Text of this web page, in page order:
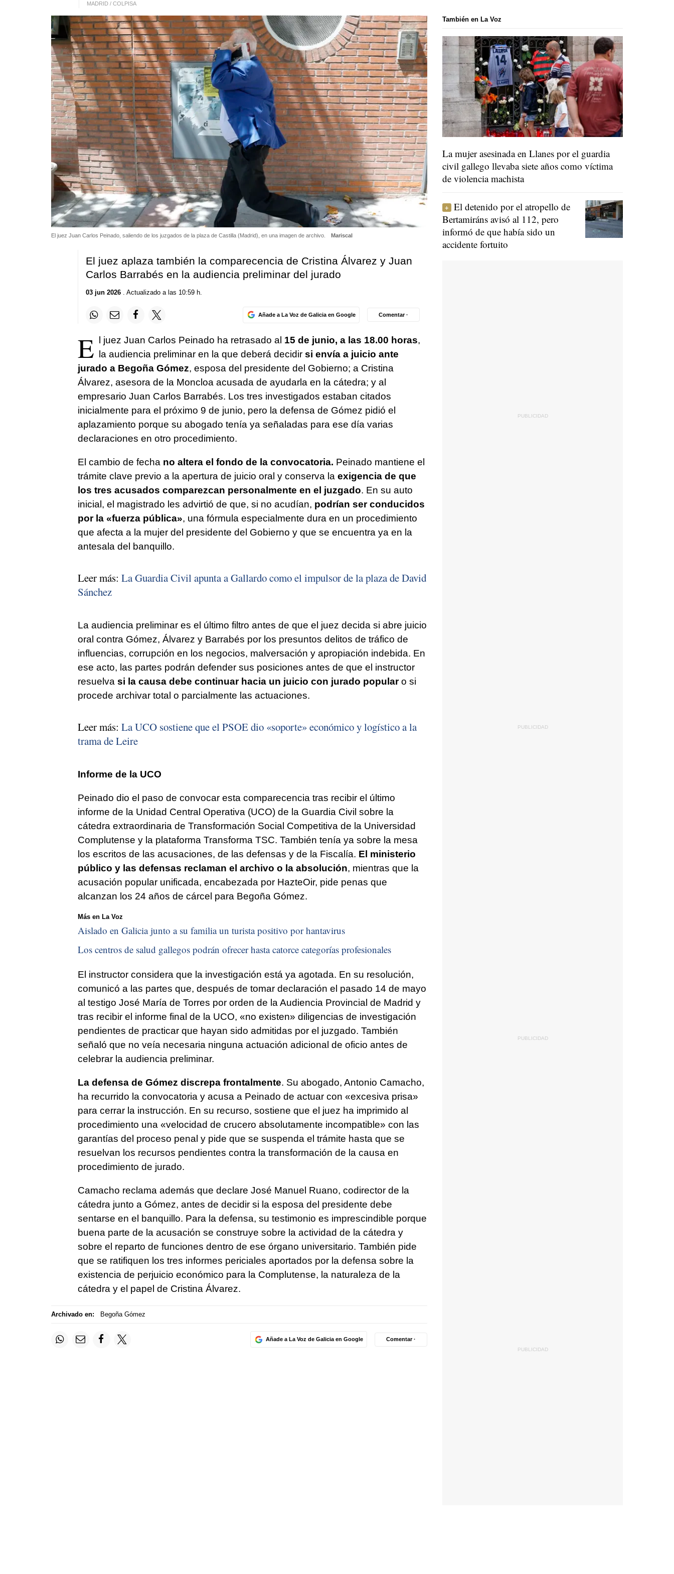
MADRID / COLPISA
El juez Juan Carlos Peinado, saliendo de los juzgados de la plaza de Castilla (Madrid), en una imagen de archivo. Mariscal
El juez aplaza también la comparecencia de Cristina Álvarez y Juan
Carlos Barrabés en la audiencia preliminar del jurado
03 jun 2026. Actualizado a las 10:59 h.
Añade a La Voz de Galicia en Google Comentar ·
E l juez Juan Carlos Peinado ha retrasado al 15 de junio, a las 18.00 horas,
la audiencia preliminar en la que deberá decidir si envía a juicio ante
jurado a Begoña Gómez, esposa del presidente del Gobierno; a Cristina
Álvarez, asesora de la Moncloa acusada de ayudarla en la cátedra; y al
empresario Juan Carlos Barrabés. Los tres investigados estaban citados
inicialmente para el próximo 9 de junio, pero la defensa de Gómez pidió el
aplazamiento porque su abogado tenía ya señaladas para ese día varias
declaraciones en otro procedimiento.
El cambio de fecha no altera el fondo de la convocatoria. Peinado mantiene el
trámite clave previo a la apertura de juicio oral y conserva la exigencia de que
los tres acusados comparezcan personalmente en el juzgado. En su auto
inicial, el magistrado les advirtió de que, si no acudían, podrían ser conducidos
por la «fuerza pública», una fórmula especialmente dura en un procedimiento
que afecta a la mujer del presidente del Gobierno y que se encuentra ya en la
antesala del banquillo.
Leer más: La Guardia Civil apunta a Gallardo como el impulsor de la plaza de David
Sánchez
La audiencia preliminar es el último filtro antes de que el juez decida si abre juicio
oral contra Gómez, Álvarez y Barrabés por los presuntos delitos de tráfico de
influencias, corrupción en los negocios, malversación y apropiación indebida. En
ese acto, las partes podrán defender sus posiciones antes de que el instructor
resuelva si la causa debe continuar hacia un juicio con jurado popularo si
procede archivar total o parcialmente las actuaciones.
Leer más: La UCO sostiene que el PSOE dio «soporte» económico y logístico a la
trama de Leire
Informe de la UCO
Peinado dio el paso de convocar esta comparecencia tras recibir el último
informe de la Unidad Central Operativa (UCO) de la Guardia Civil sobre la
cátedra extraordinaria de Transformación Social Competitiva de la Universidad
Complutense y la plataforma Transforma TSC. También tenía ya sobre la mesa
los escritos de las acusaciones, de las defensas y de la Fiscalía. El ministerio
público y las defensas reclaman el archivo o la absolución, mientras que la
acusación popular unificada, encabezada por HazteOir, pide penas que
alcanzan los 24 años de cárcel para Begoña Gómez.
Más en La Voz
Aislado en Galicia junto a su familia un turista positivo por hantavirus
Los centros de salud gallegos podrán ofrecer hasta catorce categorías profesionales
El instructor considera que la investigación está ya agotada. En su resolución,
comunicó a las partes que, después de tomar declaración el pasado 14 de mayo
al testigo José María de Torres por orden de la Audiencia Provincial de Madrid y
tras recibir el informe final de la UCO, «no existen» diligencias de investigación
pendientes de practicar que hayan sido admitidas por el juzgado. También
señaló que no veía necesaria ninguna actuación adicional de oficio antes de
celebrar la audiencia preliminar.
La defensa de Gómez discrepa frontalmente. Su abogado, Antonio Camacho,
ha recurrido la convocatoria y acusa a Peinado de actuar con «excesiva prisa»
para cerrar la instrucción. En su recurso, sostiene que el juez ha imprimido al
procedimiento una «velocidad de crucero absolutamente incompatible» con las
garantías del proceso penal y pide que se suspenda el trámite hasta que se
resuelvan los recursos pendientes contra la transformación de la causa en
procedimiento de jurado.
Camacho reclama además que declare José Manuel Ruano, codirector de la
cátedra junto a Gómez, antes de decidir si la esposa del presidente debe
sentarse en el banquillo. Para la defensa, su testimonio es imprescindible porque
buena parte de la acusación se construye sobre la actividad de la cátedra y
sobre el reparto de funciones dentro de ese órgano universitario. También pide
que se ratifiquen los tres informes periciales aportados por la defensa sobre la
existencia de perjuicio económico para la Complutense, la naturaleza de la
cátedra y el papel de Cristina Álvarez.
Archivado en: Begoña Gómez
Añade a La Voz de Galicia en Google Comentar ·
También en La Voz
La mujer asesinada en Llanes por el guardia
civil gallego llevaba siete años como víctima
de violencia machista
El detenido por el atropello de
Bertamiráns avisó al 112, pero
informó de que había sido un
accidente fortuito